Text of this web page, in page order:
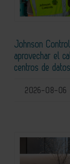
Johnson
aprovechar el
centros de datos
2026-08-06